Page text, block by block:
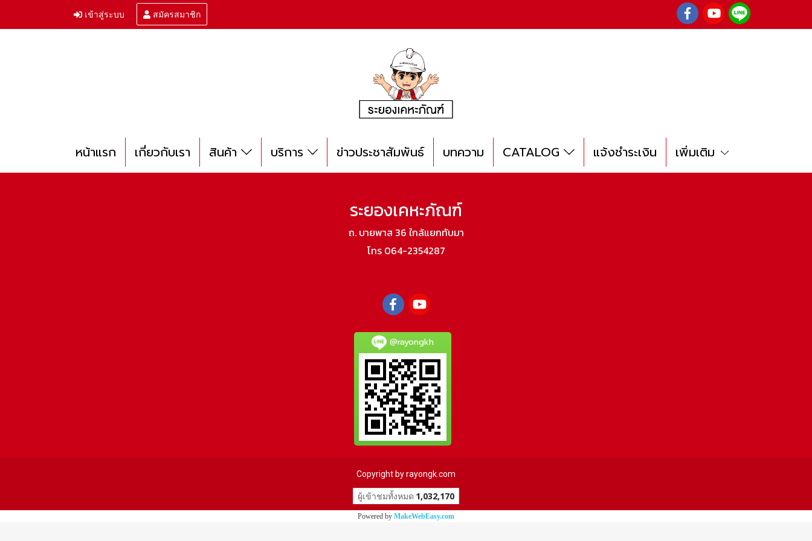
เข้าสู่ระบบ สมัครสมาชิก
หน้าแรก เกี่ยวกับเรา สินค้า บริการ ข่าวประชาสัมพันธ์ บทความ CATALOG แจ้งชำระเงิน เพิ่มเติม
ระยองเคหะภัณฑ์
ถ. บายพาส 36 ใกล้แยกทับมา
โทร 064-2354287
@rayongkh
Copyright by rayongk.com
ผู้เข้าชมทั้งหมด 1,032,170
Powered by MakeWebEasy.com